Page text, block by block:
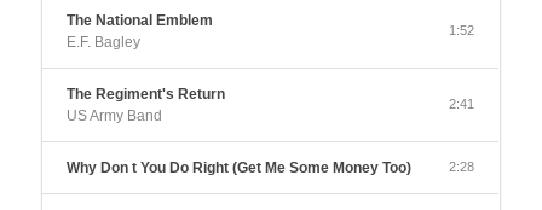
The National Emblem
E.F. Bagley
1:52
The Regiment's Return
US Army Band
2:41
Why Don t You Do Right (Get Me Some Money Too) 2:28